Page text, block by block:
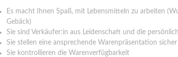
Es macht Ihnen Spaß, mit Lebensmitteln zu arbeiten
Gebäck)
Sie sind Verkäufer:in aus Leidenschaft und die
Sie stellen eine ansprechende Warenpräsentation sicher
Sie kontrollieren die Warenverfügbarkeit